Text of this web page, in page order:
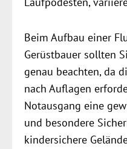
Beim Aufbau einer
Gerüstbauer sollten
genau beachten, da
nach Auflagen
Notausgang eine
und besondere
kindersichere